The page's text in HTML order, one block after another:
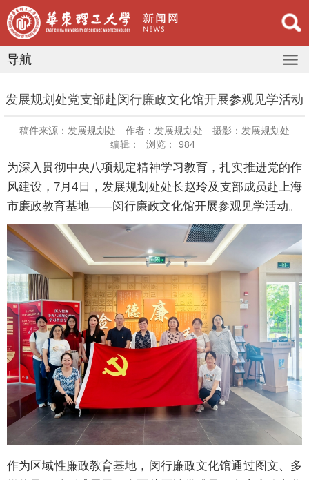
导航
发展规划处党支部赴闵行廉政文化馆开展参观见学活动
稿件来源：发展规划处 作者：发展规划处
摄影：发展规划处
编辑：
浏览： 984
为深入贯彻中央八项规定精神学习教育，扎实推进党的作
风建设，7月4日，发展规划处处长赵玲及支部成员赴上海
市廉政教育基地——闵行廉政文化馆开展参观见学活动。
作为区域性廉政教育基地，闵行廉政文化馆通过图文、多